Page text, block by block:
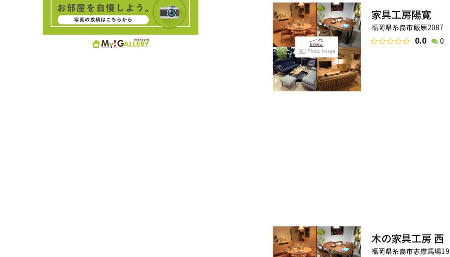
家具工房陽寛
福岡県糸島市飯原2087
0.0 0
木の家具工房 西
福岡県糸島市志摩馬場